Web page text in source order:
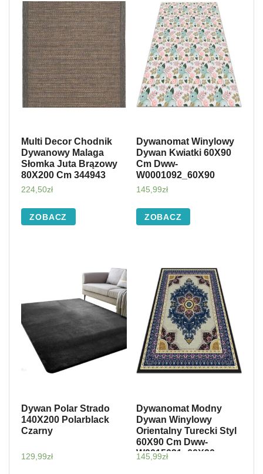
Multi Decor Chodnik
Dywanowy Malaga
Słomka Juta Brązowy
80X200 Cm 344943
224,50zł
ZOBACZ
Dywanomat Winylowy
Dywan Kwiatki 60X90
Cm Dww-
W0001092_60X90
145,99zł
ZOBACZ
Dywan Polar Strado
140X200 Polarblack
Czarny
129,99zł
Dywanomat Modny
Dywan Winylowy
Orientalny Turecki Styl
60X90 Cm Dww-
W0015031_60X90
145,99zł